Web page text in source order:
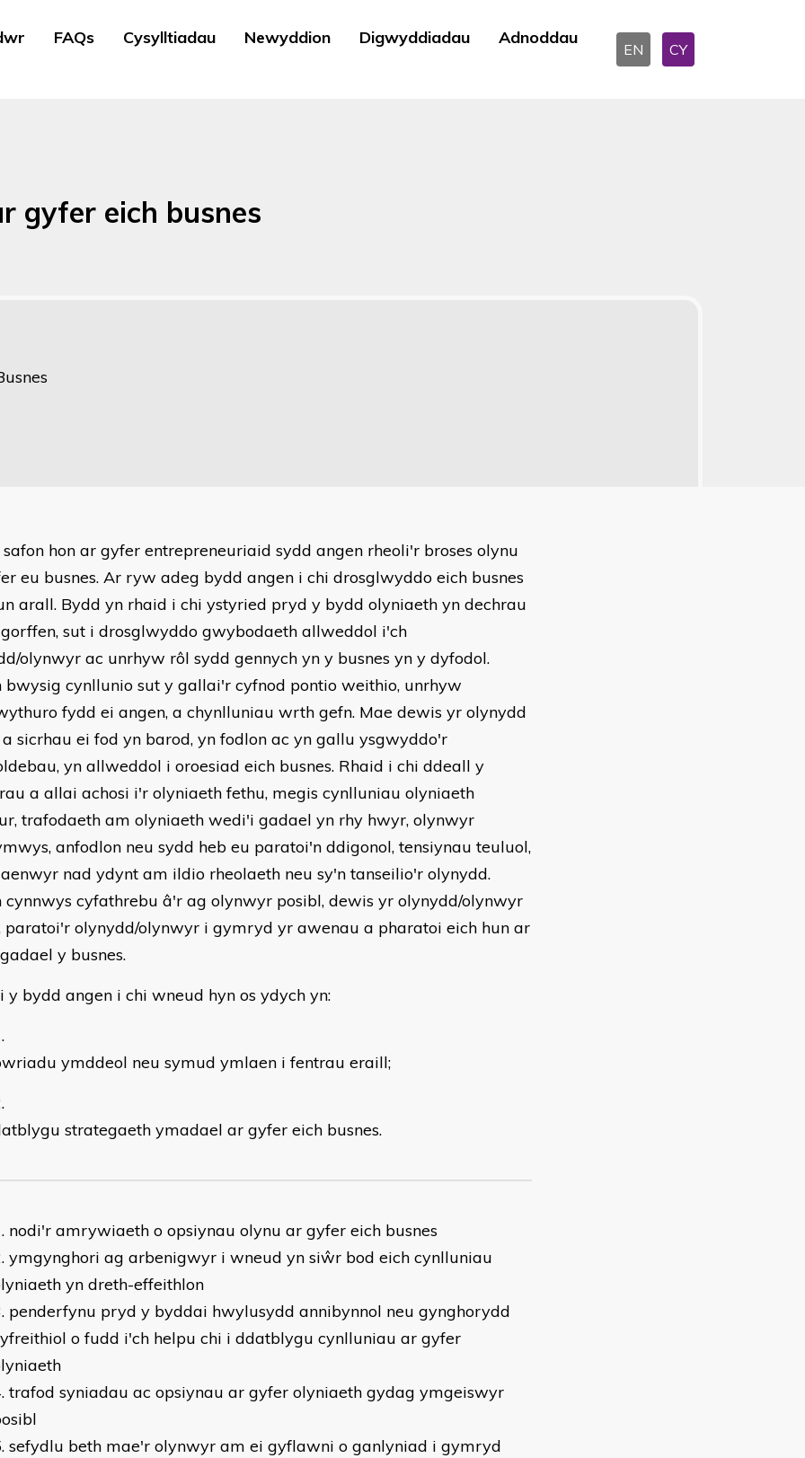
FAQs Cysylltiadau Newyddion Digwyddiadau Adnoddau
EN CY
gyfer eich busnes
hon ar gyfer entrepreneuriaid sydd angen rheoli'r broses olynu
eu busnes. Ar ryw adeg bydd angen i chi drosglwyddo eich busnes
arall. Bydd yn rhaid i chi ystyried pryd y bydd olyniaeth yn dechrau
sut i drosglwyddo gwybodaeth allweddol i'ch
olynwyr ac unrhyw rôl sydd gennych yn y busnes yn y dyfodol.
bwysig cynllunio sut y gallai'r cyfnod pontio weithio, unrhyw
fydd ei angen, a chynlluniau wrth gefn. Mae dewis yr olynydd
sicrhau ei fod yn barod, yn fodlon ac yn gallu ysgwyddo'r
yn allweddol i oroesiad eich busnes. Rhaid i chi ddeall y
a allai achosi i'r olyniaeth fethu, megis cynlluniau olyniaeth
trafodaeth am olyniaeth wedi'i gadael yn rhy hwyr, olynwyr
anfodlon neu sydd heb eu paratoi'n ddigonol, tensiynau teuluol,
nad ydynt am ildio rheolaeth neu sy'n tanseilio'r olynydd.
cynnwys cyfathrebu â'r ag olynwyr posibl, dewis yr olynydd/olynwyr
paratoi'r olynydd/olynwyr i gymryd yr awenau a pharatoi eich hun ar
y busnes.
y bydd angen i chi wneud hyn os ydych yn:
ymddeol neu symud ymlaen i fentrau eraill;
strategaeth ymadael ar gyfer eich busnes.
nodi'r amrywiaeth o opsiynau olynu ar gyfer eich busnes
ymgynghori ag arbenigwyr i wneud yn siŵr bod eich cynlluniau
yn dreth-effeithlon
penderfynu pryd y byddai hwylusydd annibynnol neu gynghorydd
o fudd i'ch helpu chi i ddatblygu cynlluniau ar gyfer
trafod syniadau ac opsiynau ar gyfer olyniaeth gydag ymgeiswyr
sefydlu beth mae'r olynwyr am ei gyflawni o ganlyniad i gymryd